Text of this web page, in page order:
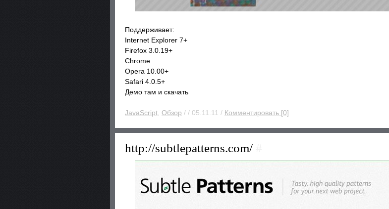
Поддерживает:
Internet Explorer 7+
Firefox 3.0.19+
Chrome
Opera 10.00+
Safari 4.0.5+
Демо там и скачать
JavaScript Обзор / / 05.11.11 / Комментировать [0]
http://subtlepatterns.com/